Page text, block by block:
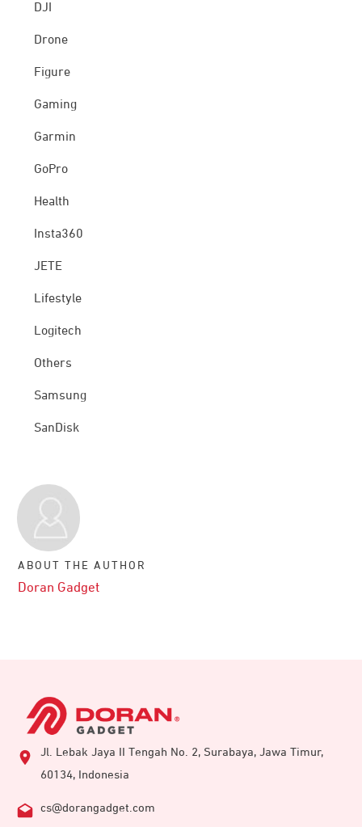
DJI
Drone
Figure
Gaming
Garmin
GoPro
Health
Insta360
JETE
Lifestyle
Logitech
Others
Samsung
SanDisk
ABOUT THE AUTHOR
Doran Gadget
Jl. Lebak Jaya II Tengah No. 2, Surabaya, Jawa Timur,
60134, Indonesia
cs@dorangadget.com